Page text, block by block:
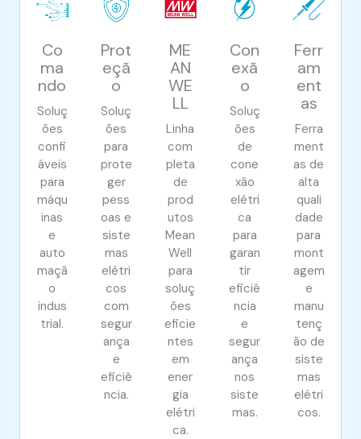
Co
ma
ndo
Soluç
ões
confi
áveis
para
máqu
inas
e
auto
maçã
o
indus
trial.
Prot
eçã
o
Soluç
ões
para
prote
ger
pess
oas e
siste
mas
elétri
cos
com
segur
ança
e
eficiê
ncia.
ME
AN
WE
LL
Linha
com
pleta
de
prod
utos
Mean
Well
para
soluç
ões
eficie
ntes
em
ener
gia
elétri
ca.
Con
exã
o
Soluç
ões
de
cone
xão
elétri
ca
para
garan
tir
eficiê
ncia
e
segur
ança
nos
siste
mas.
Ferr
am
ent
as
Ferra
ment
as de
alta
quali
dade
para
mont
agem
e
manu
tenç
ão de
siste
mas
elétri
cos.